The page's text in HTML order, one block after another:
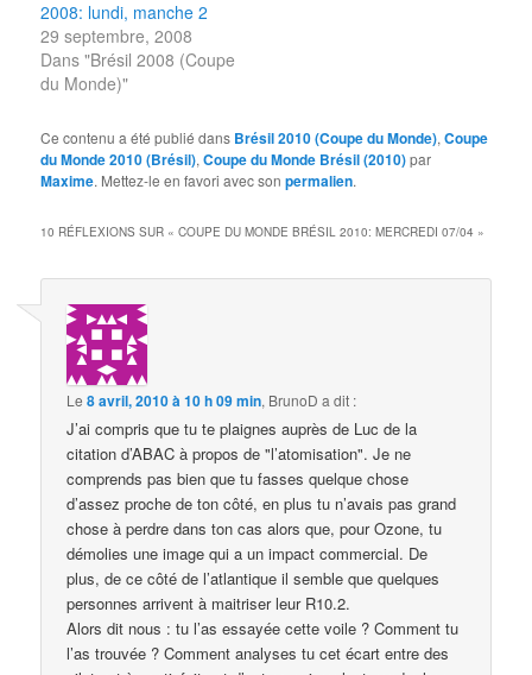
2008: lundi, manche 2
29 septembre, 2008
Dans "Brésil 2008 (Coupe
du Monde)"
Ce contenu a été publié dans Brésil 2010 (Coupe du Monde),Coupe
du Monde 2010 (Brésil),Coupe du Monde Brésil (2010)par
Maxime. Mettez-le en favori avec sonpermalien.
10 RÉFLEXIONS SUR «COUPE DU MONDE BRÉSIL 2010: MERCREDI 07/04 »
Le8 avril, 2010 à 10 h 09 min, BrunoD a dit :
J’ai compris que tu te plaignes auprès de Luc de la
citation d’ABAC à propos de "l’atomisation". Je ne
comprends pas bien que tu fasses quelque chose
d’assez proche de ton côté, en plus tu n’avais pas grand
chose à perdre dans ton cas alors que, pour Ozone, tu
démolies une image qui a un impact commercial. De
plus, de ce côté de l’atlantique il semble que quelques
personnes arrivent à maitriser leur R10.2.
Alors dit nous : tu l’as essayée cette voile ? Comment tu
l’as trouvée ? Comment analyses tu cet écart entre des